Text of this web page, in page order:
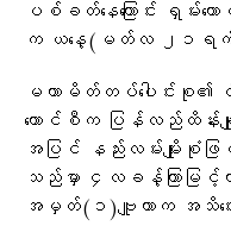
ပစ်ခတ်နေကြောင်း ရှမ်
က ယနေ့(မတ်လ ၂၁ရ
မဟာမိတ်တပ်ပေါင်းစု၏ ထိ
ကောင်စီက ပြန်လည်ထိန်းချု
အပြင် နည်းလမ်းမျိုး
သည်မှာ ၄လခန့်ကြာမြင့်
အမှတ်(၁)ဗျူဟာက အသိပ